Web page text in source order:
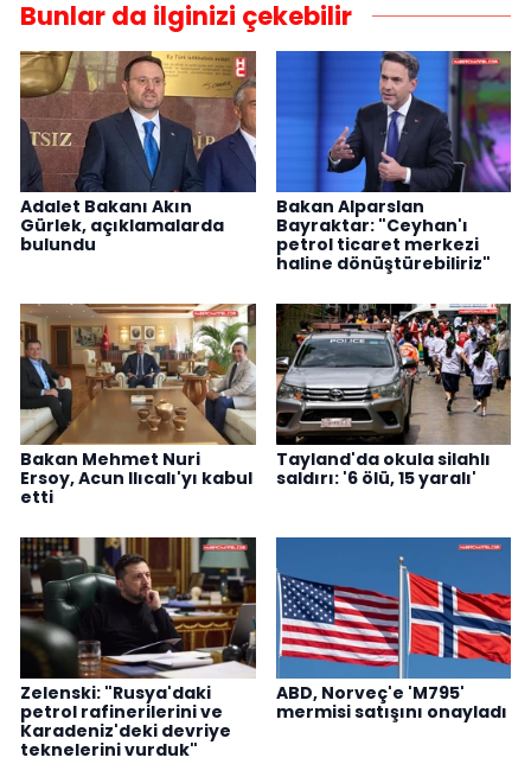
Bunlar da ilginizi çekebilir
Adalet Bakanı Akın
Gürlek, açıklamalarda
bulundu
Bakan Alparslan
Bayraktar: "Ceyhan'ı
petrol ticaret merkezi
haline dönüştürebiliriz"
Bakan Mehmet Nuri
Ersoy, Acun Ilıcalı'yı kabul
etti
Tayland'da okula silahlı
saldırı: '6 ölü, 15 yaralı'
Zelenski: "Rusya'daki
petrol rafinerilerini ve
Karadeniz'deki devriye
teknelerini vurduk"
ABD, Norveç'e 'M795'
mermisi satışını onayladı